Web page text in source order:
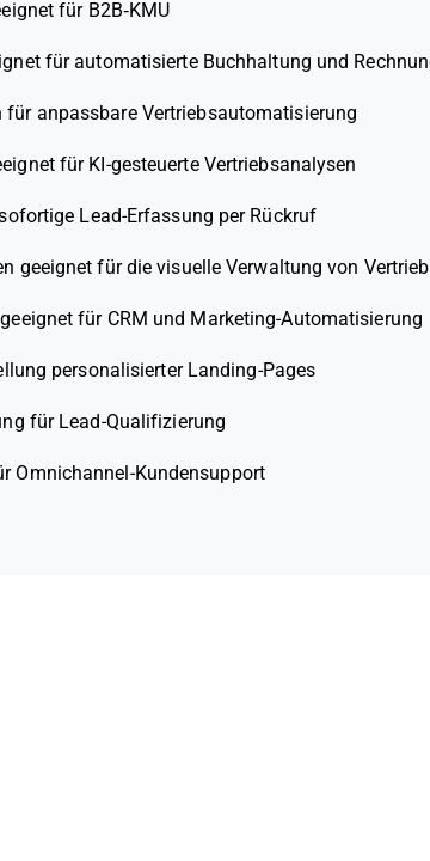
für B2B‑KMU
für automatisierte Buchhaltung und
für anpassbare Vertriebsautomatisierung
für KI-gesteuerte Vertriebsanalysen
Lead-Erfassung per Rückruf
geeignet für die visuelle Verwaltung von
für CRM und Marketing-Automatisierung
personalisierter Landing-Pages
für Lead-Qualifizierung
Omnichannel-Kundensupport